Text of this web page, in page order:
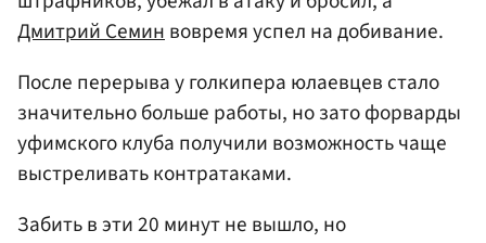
Дмитрий Семинвовремя успел на добивание.
После перерыва у голкипера юлаевцев стало
значительно больше работы, но зато форварды
уфимского клуба получили возможность чаще
выстреливать контратаками.
Забить в эти 20 минут не вышло, но